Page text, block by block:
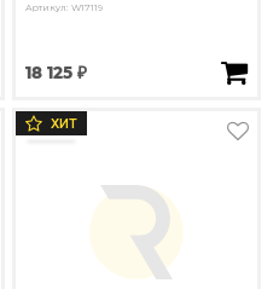
Артикул: W17119
18 125 ₽
ХИТ